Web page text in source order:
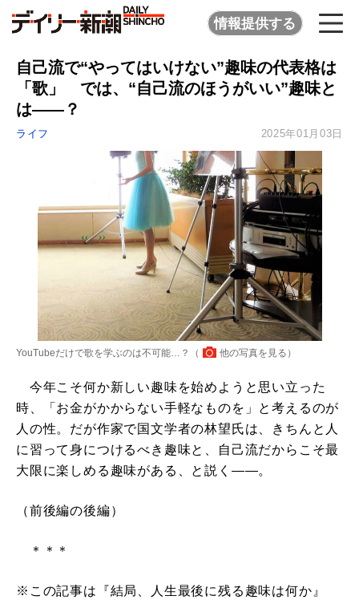
情報提供する
自己流で“やってはいけない”趣味の代表格は
「歌」 では、“自己流のほうがいい”趣味と
は――？
ライフ 2025年01月03日
YouTubeだけで歌を学ぶのは不可能…？（ 他の写真を見る ）
今年こそ何か新しい趣味を始めようと思い立った
時、「お金がかからない手軽なものを」と考えるのが
人の性。だが作家で国文学者の林望氏は、きちんと人
に習って身につけるべき趣味と、自己流だからこそ最
大限に楽しめる趣味がある、と説く――。
（前後編の後編）
＊＊＊
※この記事は『結局、人生最後に残る趣味は何か』